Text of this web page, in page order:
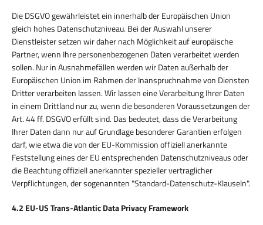
Die DSGVO gewährleistet ein innerhalb der Europäischen Union
gleich hohes Datenschutzniveau. Bei der Auswahl unserer
Dienstleister setzen wir daher nach Möglichkeit auf europäische
Partner, wenn Ihre personenbezogenen Daten verarbeitet werden
sollen. Nur in Ausnahmefällen werden wir Daten außerhalb der
Europäischen Union im Rahmen der Inanspruchnahme von Diensten
Dritter verarbeiten lassen. Wir lassen eine Verarbeitung Ihrer Daten
in einem Drittland nur zu, wenn die besonderen Voraussetzungen der
Art. 44 ff. DSGVO erfüllt sind. Das bedeutet, dass die Verarbeitung
Ihrer Daten dann nur auf Grundlage besonderer Garantien erfolgen
darf, wie etwa die von der EU-Kommission offiziell anerkannte
Feststellung eines der EU entsprechenden Datenschutzniveaus oder
die Beachtung offiziell anerkannter spezieller vertraglicher
Verpflichtungen, der sogenannten "Standard-Datenschutz-Klauseln".
4.2 EU-US Trans-Atlantic Data Privacy Framework